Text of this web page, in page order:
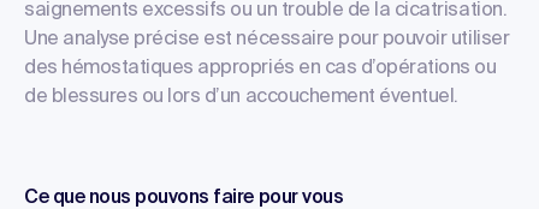
saignements excessifs ou un trouble de la cicatrisation.
Une analyse précise est nécessaire pour pouvoir utiliser
des hémostatiques appropriés en cas d’opérations ou
de blessures ou lors d’un accouchement éventuel.
Ce que nous pouvons faire pour vous